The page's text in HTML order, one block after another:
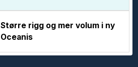
Større rigg og mer volum i ny
Oceanis